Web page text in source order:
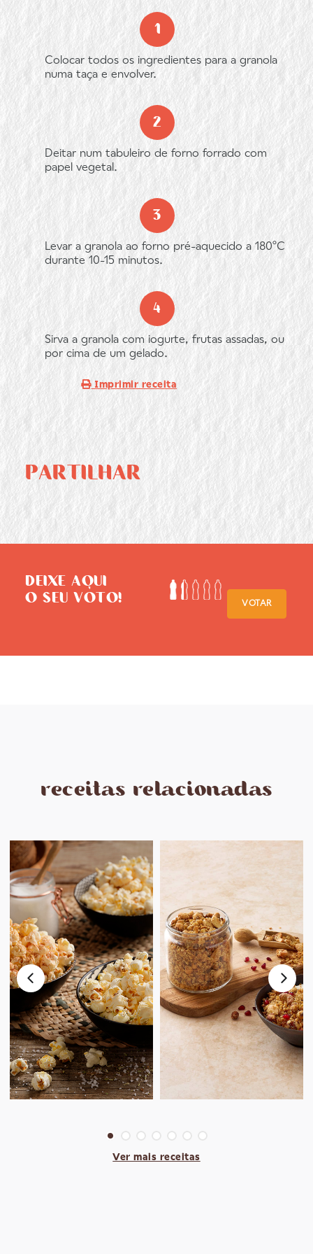
Colocar todos os ingredientes para a granola
numa taça e envolver.
Deitar num tabuleiro de forno forrado com
papel vegetal.
Levar a granola ao forno pré-aquecido a 180ºC
durante 10-15 minutos.
Sirva a granola com iogurte, frutas assadas, ou
por cima de um gelado.
Imprimir receita
PARTILHAR
DEIXE AQUI
O SEU VOTO!
VOTAR
receitas relacionadas
Ver mais receitas